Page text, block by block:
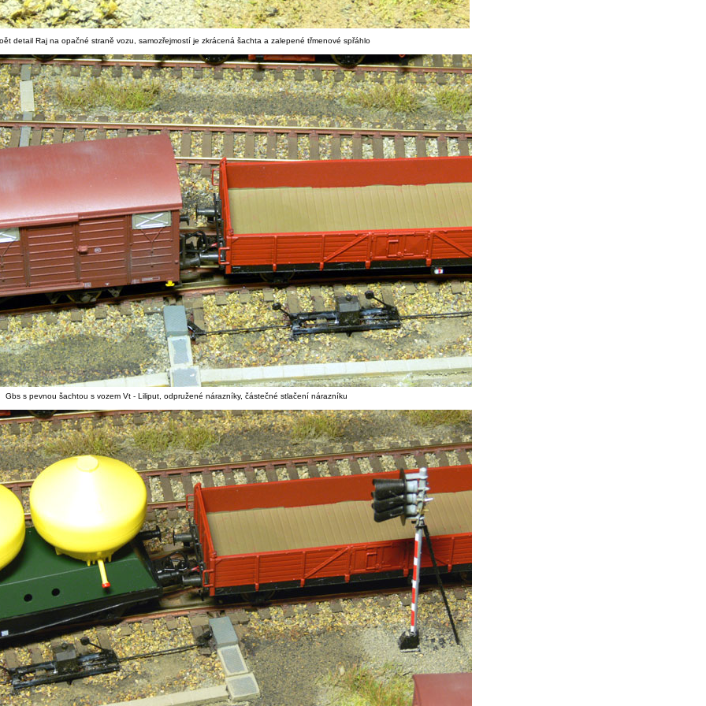
detail Raj na opačné straně vozu, samozřejmostí je zkrácená šachta a zalepené třmenové spřáhlo
Gbs s pevnou šachtou s vozem Vt - Liliput, odpružené nárazníky, částečné stlačení nárazníku